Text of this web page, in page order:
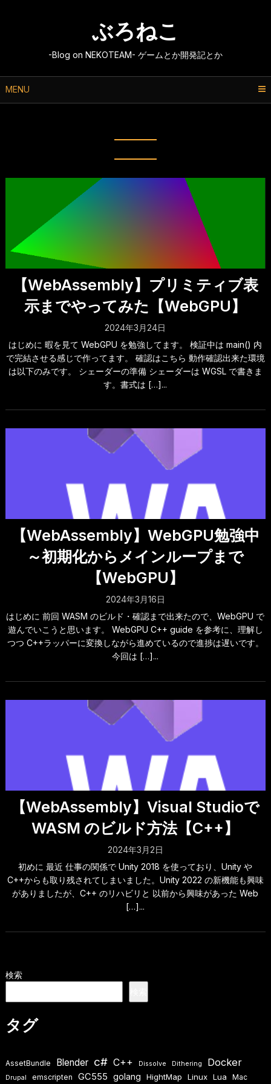
ぶろねこ
-Blog on NEKOTEAM- ゲームとか開発記とか
MENU
【WebAssembly】プリミティブ表
示までやってみた【WebGPU】
2024年3月24日
はじめに 暇を見て WebGPU を勉強してます。 検証中は main() 内
で完結させる感じで作ってます。 確認はこちら 動作確認出来た環境
は以下のみです。 シェーダーの準備 シェーダーは WGSL で書きま
す。書式は […]...
【WebAssembly】WebGPU勉強中
～初期化からメインループまで
【WebGPU】
2024年3月16日
はじめに 前回 WASM のビルド・確認まで出来たので、WebGPU で
遊んでいこうと思います。 WebGPU C++ guide を参考に、理解し
つつ C++ラッパーに変換しながら進めているので進捗は遅いです。
今回は […]...
【WebAssembly】Visual Studioで
WASM のビルド方法【C++】
2024年3月2日
初めに 最近 仕事の関係で Unity 2018 を使っており、Unity や
C++からも取り残されてしまいました。Unity 2022 の新機能も興味
がありましたが、C++ のリハビリと 以前から興味があった Web
[…]...
検索
タグ
AssetBundle Blender c# C++ Dissolve Dithering Docker
Drupal emscripten GC555 golang HightMap Linux Lua Mac